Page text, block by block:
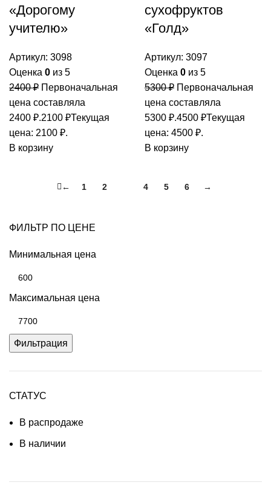
ФИЛЬТР ПО ЦЕНЕ
Минимальная цена
Максимальная цена
Фильтрация
СТАТУС
В распродаже
В наличии
«Дорогому
учителю»
Артикул: 3098
Оценка 0 из 5
2400₽ Первоначальная
цена составляла
2400 ₽.2100 ₽Текущая
цена: 2100 ₽.
В корзину
сухофруктов
«Голд»
Артикул: 3097
Оценка 0 из 5
5300₽ Первоначальная
цена составляла
5300 ₽.4500 ₽Текущая
цена: 4500 ₽.
В корзину
← 1 2 4 5 6 →